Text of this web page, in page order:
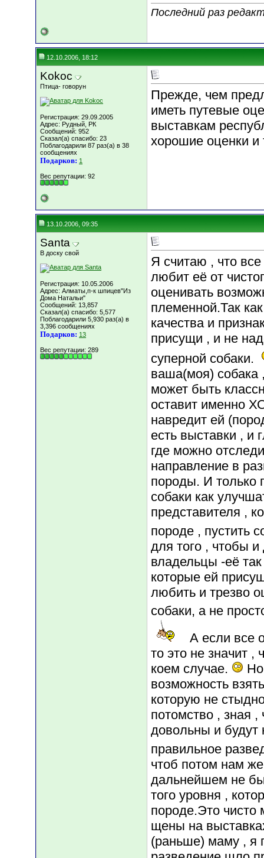
Последний раз
12.10.2006, 18:12
Kokoc
Птица- говорун
Регистрация: 29.09.2005
Адрес: Рудный, РК
Сообщений: 952
Сказал(а) спасибо: 23
Поблагодарили 87 раз(а) в 38
сообщениях
Подарков: 1
Вес репутации: 92
Прежде, чем
иметь путевые
выставкам
хорошие оценки и
13.10.2006, 09:35
Santa
В доску свой
Регистрация: 10.05.2006
Адрес: Алматы,п-к шпицев"Из
Дома Натальи"
Сообщений: 13,857
Сказал(а) спасибо: 5,577
Поблагодарили 5,930 раз(а) в
3,396 сообщениях
Подарков: 13
Вес репутации: 289
Я считаю , что
любит её от
оценивать
племенной.Так
качества и
присущи , и не
суперной собаки.
ваша(моя) собака
может быть
оставит именно
навредит ей
есть выставки , и
где можно
направление в
породы. И только
собаки как
представителя ,
породе , пустить
для того , чтобы
владельцы -её
которые ей
любить и трезво
собаки, а не
А если все
то это не значит ,
коем случае.
Но
возможность
которую не
потомство , зная
довольны и будут
правильное
чтоб потом нам
дальнейшем не
того уровня ,
породе.Это чисто
щены на
(раньше) маму , я